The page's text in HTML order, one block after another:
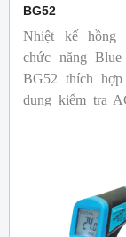
BG52
Nhiệt kế hồng
chức năng
BG52 thích
dụng kiểm tra